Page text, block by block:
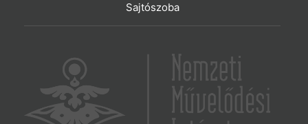
Sajtószoba